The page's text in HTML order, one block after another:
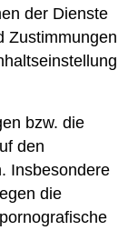
der Dienste
Zustimmungen
bzw. die
den
Insbesondere
die